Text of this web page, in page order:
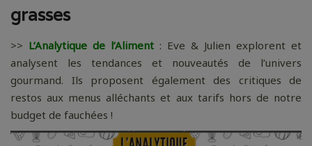
0 ITEMS -
grasses
>> L’Analytique de l’Aliment : Eve & Julien explorent et
analysent les tendances et nouveautés de l’univers
gourmand. Ils proposent également des critiques de
restos aux menus alléchants et aux tarifs hors de notre
budget de fauchées !